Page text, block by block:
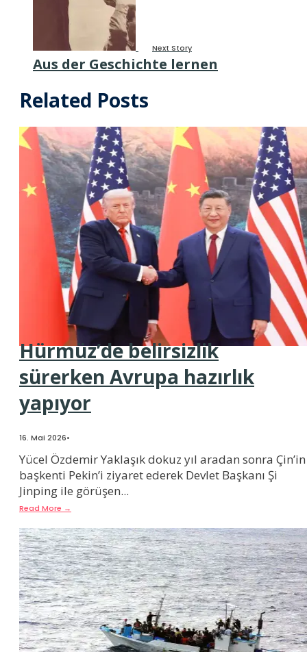
Next Story
Aus der Geschichte lernen
Related Posts
Hürmüz’de belirsizlik
sürerken Avrupa hazırlık
yapıyor
16. Mai 2026•
Yücel Özdemir Yaklaşık dokuz yıl aradan sonra Çin’in
başkenti Pekin’i ziyaret ederek Devlet Başkanı Şi
Jinping ile görüşen...
Read More →